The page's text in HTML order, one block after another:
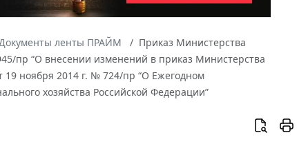
ленты ПРАЙМ
Приказ Министерства
пр “О внесении изменений в приказ Министерства
19 ноября 2014 г. № 724/пр “О Ежегодном
хозяйства Российской Федерации”